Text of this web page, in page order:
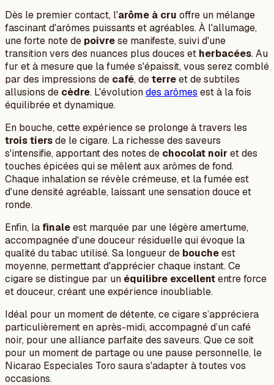
Dès le premier contact, l'arôme à cru offre un mélange
fascinant d'arômes puissants et agréables. À l'allumage,
une forte note de poivrese manifeste, suivi d'une
transition vers des nuances plus douces et herbacées. Au
fur et à mesure que la fumée s'épaissit, vous serez comblé
par des impressions de café, deterreet de subtiles
allusions de cèdre. L'évolutiondes arômes est à la fois
équilibrée et dynamique.
En bouche, cette expérience se prolonge à travers les
trois tiersde le cigare. La richesse des saveurs
s'intensifie, apportant des notes de chocolat noir et des
touches épicées qui se mêlent aux arômes de fond.
Chaque inhalation se révèle crémeuse, et la fumée est
d'une densité agréable, laissant une sensation douce et
ronde.
Enfin, la finaleest marquée par une légère amertume,
accompagnée d'une douceur résiduelle qui évoque la
qualité du tabac utilisé. Sa longueur de boucheest
moyenne, permettant d'apprécier chaque instant. Ce
cigare se distingue par un équilibre excellententre force
et douceur, créant une expérience inoubliable.
Idéal pour un moment de détente, ce cigare s’appréciera
particulièrement en après-midi, accompagné d’un café
noir, pour une alliance parfaite des saveurs. Que ce soit
pour un moment de partage ou une pause personnelle, le
Nicarao Especiales Toro saura s'adapter à toutes vos
occasions.